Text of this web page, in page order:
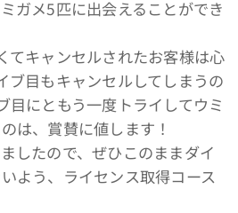
ガメ5匹に出会えることができ
てキャンセルされたお客様は心
ブ目もキャンセルしてしまうの
目にともう一度トライしてウミ
は、賞賛に値します！
したので、ぜひこのままダイ
よう、ライセンス取得コース